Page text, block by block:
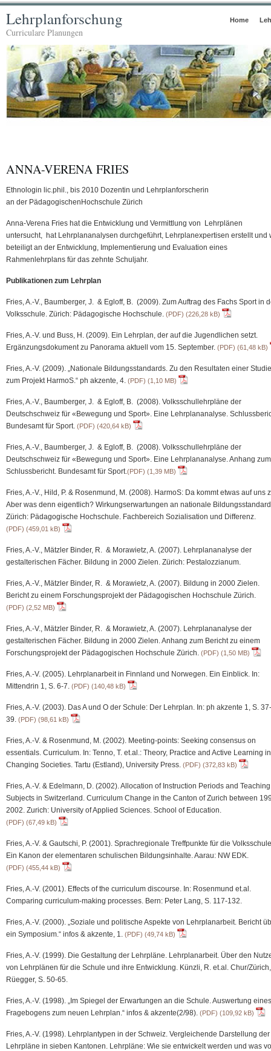
Home
Lehrplanforschung
Curriculare Planungen
ANNA-VERENA FRIES
Ethnologin lic.phil., bis 2010 Dozentin und Lehrplanforscherin
an der PädagogischenHochschule Zürich
Anna-Verena Fries hat die Entwicklung und Vermittlung von Lehrplänen
untersucht, hat Lehrplananalysen durchgeführt, Lehrplanexpertisen erstellt und
beteiligt an der Entwicklung, Implementierung und Evaluation eines
Rahmenlehrplans für das zehnte Schuljahr.
Publikationen zum Lehrplan
Fries, A.-V., Baumberger, J. & Egloff, B. (2009). Zum Auftrag des Fachs Sport in
Volksschule. Zürich: Pädagogische Hochschule. (PDF)
Fries, A.-V. und Buss, H. (2009). Ein Lehrplan, der auf die Jugendlichen setzt.
Ergänzungsdokument zu Panorama aktuell vom 15. September. (PDF)
Fries, A.-V. (2009). „Nationale Bildungsstandards. Zu den Resultaten einer Studie
zum Projekt HarmoS.“ ph akzente, 4. (PDF)
Fries, A.-V., Baumberger, J. & Egloff, B. (2008). Volksschullehrpläne der
Deutschschweiz für «Bewegung und Sport». Eine Lehrplananalyse.
Bundesamt für Sport. (PDF)
Fries, A.-V., Baumberger, J. & Egloff, B. (2008). Volksschullehrpläne der
Deutschschweiz für «Bewegung und Sport». Eine Lehrplananalyse. Anhang zum
Schlussbericht. Bundesamt für Sport. (PDF)
Fries, A.-V., Hild, P. & Rosenmund, M. (2008). HarmoS: Da kommt etwas auf uns
Aber was denn eigentlich? Wirkungserwartungen an nationale
Zürich: Pädagogische Hochschule. Fachbereich Sozialisation und Differenz.
(PDF)
Fries, A.-V., Mätzler Binder, R. & Morawietz, A. (2007). Lehrplananalyse der
gestalterischen Fächer. Bildung in 2000 Zielen. Zürich: Pestalozzianum.
Fries, A.-V., Mätzler Binder, R. & Morawietz, A. (2007). Bildung in 2000 Zielen.
Bericht zu einem Forschungsprojekt der Pädagogischen Hochschule Zürich.
(PDF)
Fries, A.-V., Mätzler Binder, R. & Morawietz, A. (2007). Lehrplananalyse der
gestalterischen Fächer. Bildung in 2000 Zielen. Anhang zum Bericht zu einem
Forschungsprojekt der Pädagogischen Hochschule Zürich. (PDF)
Fries, A.-V. (2005). Lehrplanarbeit in Finnland und Norwegen. Ein Einblick. In:
Mittendrin 1, S. 6-7. (PDF)
Fries, A.-V. (2003). Das A und O der Schule: Der Lehrplan. In: ph akzente 1, S. 37-
39. (PDF)
Fries, A.-V. & Rosenmund, M. (2002). Meeting-points: Seeking consensus on
essentials. Curriculum. In: Tenno, T. et.al.: Theory, Practice and Active Learning in
Changing Societies. Tartu (Estland), University Press. (PDF)
Fries, A.-V. & Edelmann, D. (2002). Allocation of Instruction Periods and Teaching
Subjects in Switzerland. Curriculum Change in the Canton of Zurich between
2002. Zurich: University of Applied Sciences. School of Education.
(PDF)
Fries, A.-V. & Gautschi, P. (2001). Sprachregionale Treffpunkte für die
Ein Kanon der elementaren schulischen Bildungsinhalte. Aarau: NW EDK.
(PDF)
Fries, A.-V. (2001). Effects of the curriculum discourse. In: Rosenmund et.al.
Comparing curriculum-making processes. Bern: Peter Lang, S. 117-132.
Fries, A.-V. (2000). „Soziale und politische Aspekte von Lehrplanarbeit. Bericht
ein Symposium.“ infos & akzente, 1. (PDF)
Fries, A.-V. (1999). Die Gestaltung der Lehrpläne. Lehrplanarbeit. Über den
von Lehrplänen für die Schule und ihre Entwicklung. Künzli, R. et.al. Chur/Zürich,
Rüegger, S. 50-65.
Fries, A.-V. (1998). „Im Spiegel der Erwartungen an die Schule. Auswertung eines
Fragebogens zum neuen Lehrplan.“ infos & akzente(2/98). (PDF)
Fries, A.-V. (1998). Lehrplantypen in der Schweiz. Vergleichende Darstellung der
Lehrpläne in sieben Kantonen. Lehrpläne: Wie sie entwickelt werden und was